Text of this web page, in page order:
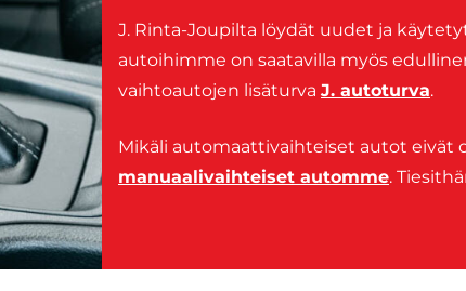
J. Rinta-Joupilta löydät uudet ja
autoihimme on saatavilla myös
vaihtoautojen lisäturva J. autoturva.
Mikäli automaattivaihteiset autot eivät
manuaalivaihteiset automme.